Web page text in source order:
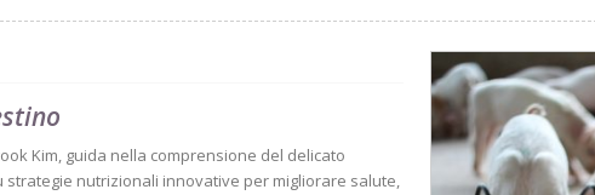
Kim, guida nella comprensione del delicato
nutrizionali innovative per migliorare salute,